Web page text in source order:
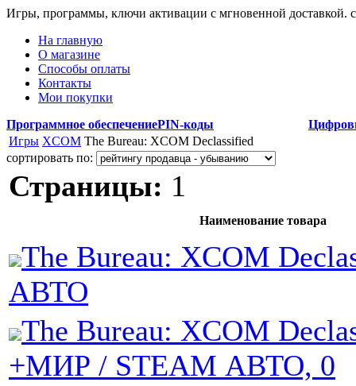
Игры, программы, ключи активации с мгновенной доставкой.
На главную
О магазине
Способы оплаты
Контакты
Мои покупки
Программное обеспечениеPIN-коды
Игры XCOM The Bureau: XCOM Declassified
сортировать по:
Страницы: 1
Наименование товара
The Bureau: XCOM
АВТО
The Bureau: XCOM
+МИР / STEAM АВТО, 0